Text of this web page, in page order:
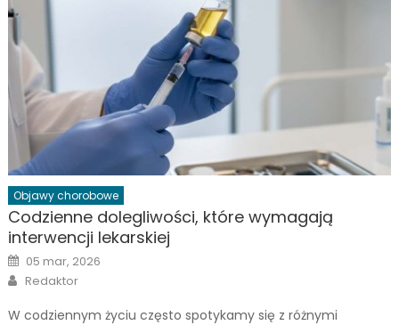
Objawy chorobowe
Codzienne dolegliwości, które wymagają
interwencji lekarskiej
Posted
on
05 mar, 2026
Author
Redaktor
W codziennym życiu często spotykamy się z różnymi